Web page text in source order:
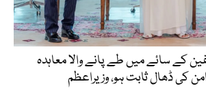
کے سائے میں طے پانے والا معاہدہ
کی ڈھال ثابت ہو، وزیراعظم